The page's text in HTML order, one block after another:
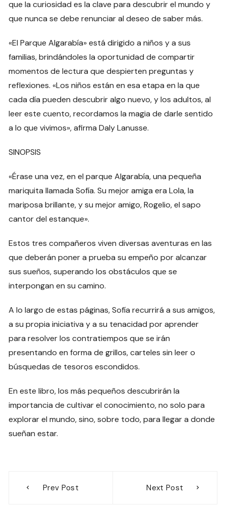
que la curiosidad es la clave para descubrir el mundo y
que nunca se debe renunciar al deseo de saber más.
«El Parque Algarabía» está dirigido a niños y a sus
familias, brindándoles la oportunidad de compartir
momentos de lectura que despierten preguntas y
reflexiones. «Los niños están en esa etapa en la que
cada día pueden descubrir algo nuevo, y los adultos, al
leer este cuento, recordamos la magia de darle sentido
a lo que vivimos», afirma Daly Lanusse.
SINOPSIS
«Érase una vez, en el parque Algarabía, una pequeña
mariquita llamada Sofía. Su mejor amiga era Lola, la
mariposa brillante, y su mejor amigo, Rogelio, el sapo
cantor del estanque».
Estos tres compañeros viven diversas aventuras en las
que deberán poner a prueba su empeño por alcanzar
sus sueños, superando los obstáculos que se
interpongan en su camino.
A lo largo de estas páginas, Sofía recurrirá a sus amigos,
a su propia iniciativa y a su tenacidad por aprender
para resolver los contratiempos que se irán
presentando en forma de grillos, carteles sin leer o
búsquedas de tesoros escondidos.
En este libro, los más pequeños descubrirán la
importancia de cultivar el conocimiento, no solo para
explorar el mundo, sino, sobre todo, para llegar a donde
sueñan estar.
Prev Post Next Post